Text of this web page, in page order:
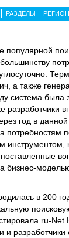
РАЗДЕЛЫ
популярной
а также
система была
разработчики
год в
потребностям
инструментом,
бизнес-
в 200
ru-Net
и